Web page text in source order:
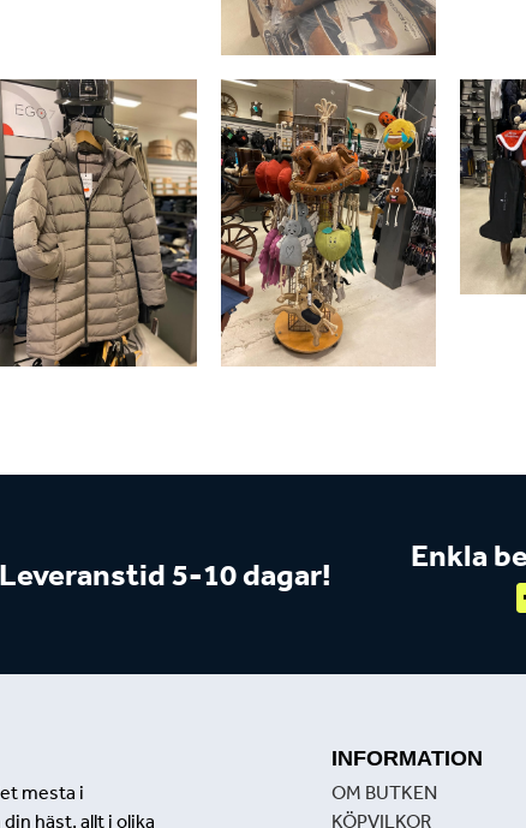
Leveranstid 5-10 dagar!
Enkla
mesta i
häst, allt i olika
INFORMATION
OM BUTKEN
KÖPVILKOR